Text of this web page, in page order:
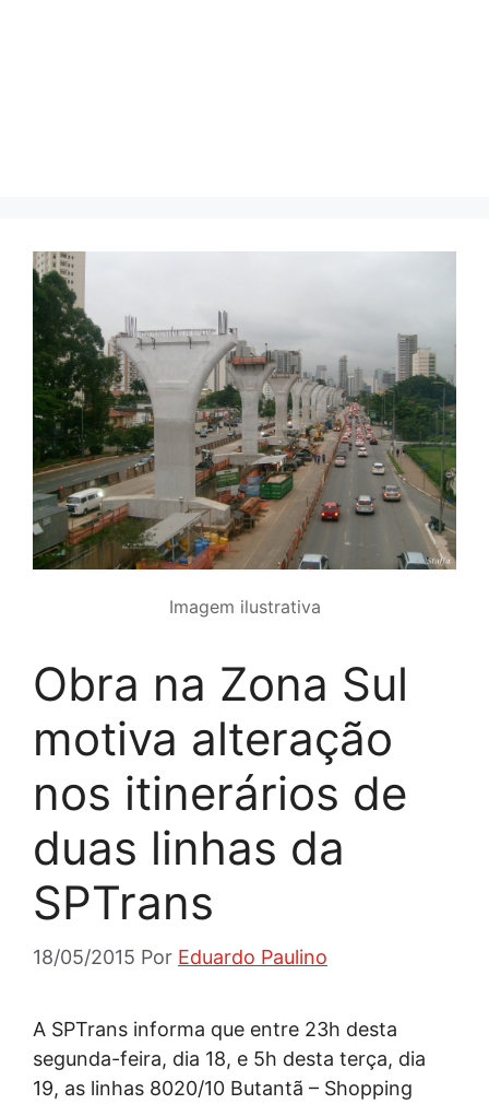
Imagem ilustrativa
Obra na Zona Sul
motiva alteração
nos itinerários de
duas linhas da
SPTrans
18/05/2015 Por Eduardo Paulino
A SPTrans informa que entre 23h desta
segunda-feira, dia 18, e 5h desta terça, dia
19, as linhas 8020/10 Butantã – Shopping